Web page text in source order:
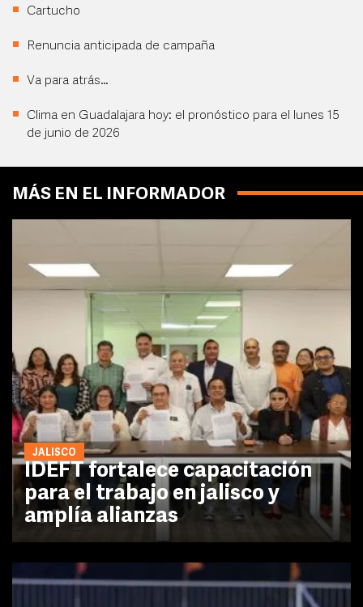
Cartucho
Renuncia anticipada de campaña
Va para atrás…
Clima en Guadalajara hoy: el pronóstico para el lunes 15
de junio de 2026
MÁS EN EL INFORMADOR
JALISCO
IDEFT fortalece capacitación
para el trabajo en jalisco y
amplía alianzas